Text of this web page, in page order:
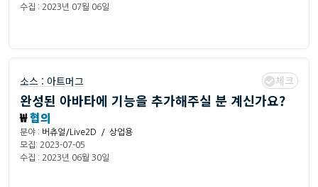
수집 : 2023년 07월 06일
소스 : 아트머그 체크
완성된 아바타에 기능을 추가해주실 분 계신가요?
₩협의
분야 : 버츄얼/Live2D / 상업용
모집: 2023-07-05
수집 : 2023년 06월 30일